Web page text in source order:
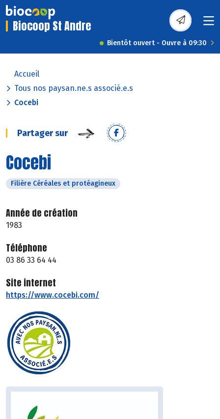
Biocoop St Andre
Bientôt ouvert - Ouvre à 09:30
Accueil
Tous nos paysan.ne.s associé.e.s
Cocebi
Partager sur
Cocebi
Filière Céréales et protéagineux
Année de création
1983
Téléphone
03 86 33 64 44
Site internet
https://www.cocebi.com/